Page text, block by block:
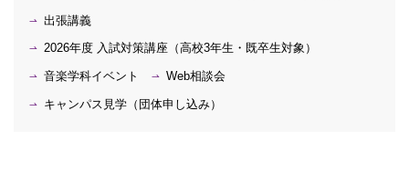
出張講義
2026年度 入試対策講座（高校3年生・既卒生対象）
音楽学科イベント Web相談会
キャンパス見学（団体申し込み）